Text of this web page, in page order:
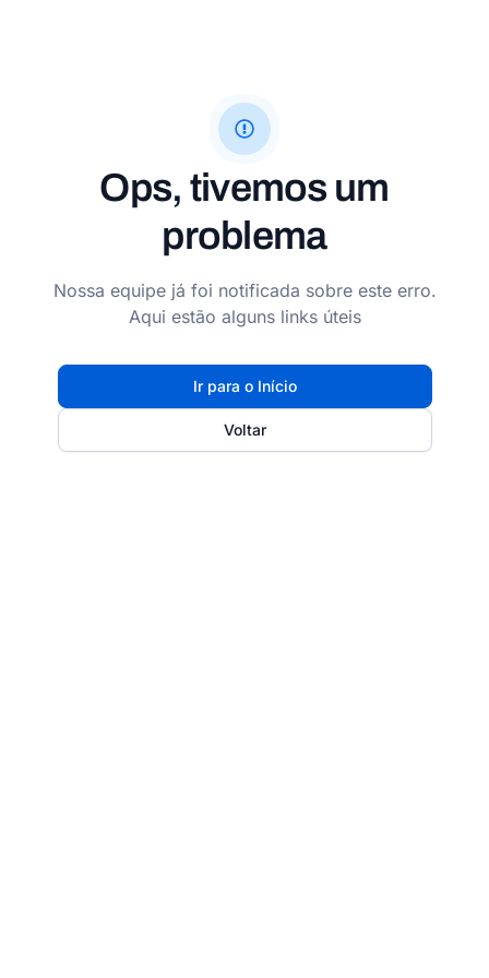
Ops, tivemos um
problema
Nossa equipe já foi notificada sobre este erro.
Aqui estão alguns links úteis
Ir para o Início
Voltar